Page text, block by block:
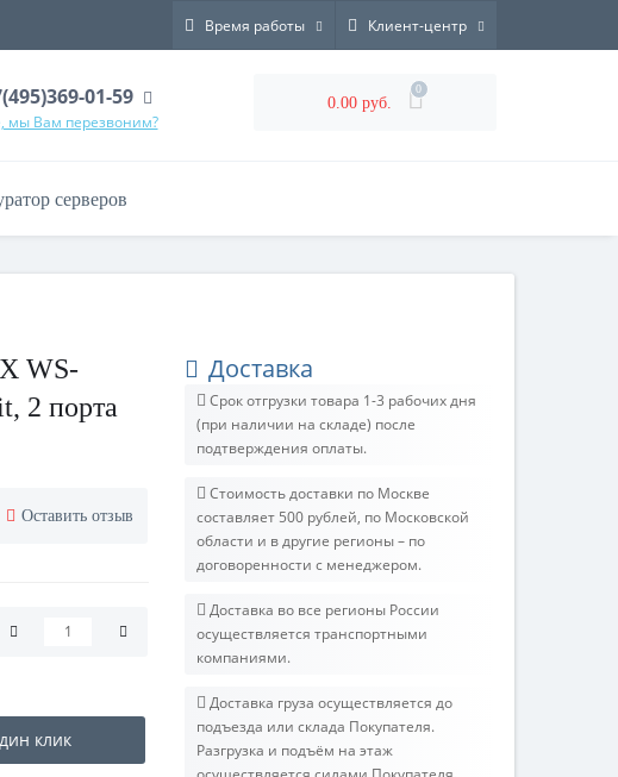
Время работы Клиент-центр
01-59
мы Вам перезвоним?
0.00 руб.
0
серверов
WS-
2 порта
Оставить отзыв
клик
Доставка
Срок отгрузки товара 1-3 рабочих дня
(при наличии на складе) после
подтверждения оплаты.
Стоимость доставки по Москве
составляет 500 рублей, по Московской
области и в другие регионы – по
договоренности с менеджером.
Доставка во все регионы России
осуществляется транспортными
компаниями.
Доставка груза осуществляется до
подъезда или склада Покупателя.
Разгрузка и подъём на этаж